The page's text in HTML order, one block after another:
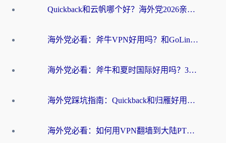
Quickback和云帆哪个好？海外党2026亲测指南：选对加速器大陆工具，无缝刷国内剧玩国服
海外党必看：斧牛VPN好用吗？和GoLinkVPN对比哪个回国效果更好？
海外党必看：斧牛和夏时国际好用吗？3步选对回国加速器，无缝刷国内资源
海外党踩坑指南：Quickback和归雁好用吗？选对加速器才能无缝刷国内资源
海外党必看：如何用VPN翻墙到大陆PTT？一篇解决你所有回国加速痛点